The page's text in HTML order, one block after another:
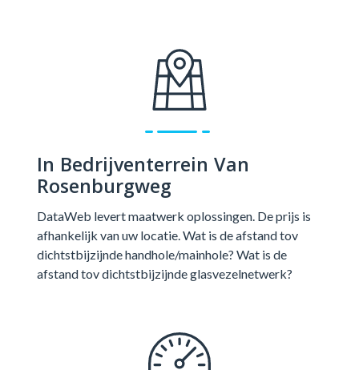
In Bedrijventerrein Van
Rosenburgweg
DataWeb levert maatwerk oplossingen. De prijs is
afhankelijk van uw locatie. Wat is de afstand tov
dichtstbijzijnde handhole/mainhole? Wat is de
afstand tov dichtstbijzijnde glasvezelnetwerk?